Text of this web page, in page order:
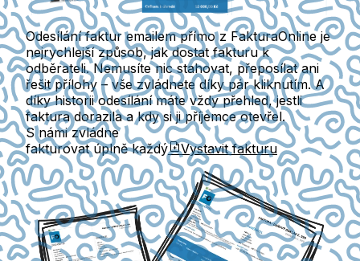
Odesílání faktur emailem přímo z FakturaOnline je
nejrychlejší způsob, jak dostat fakturu k
odběrateli. Nemusíte nic stahovat, přeposílat ani
řešit přílohy – vše zvládnete díky pár kliknutím. A
díky historii odesílání máte vždy přehled, jestli
faktura dorazila a kdy si ji příjemce otevřel.
S námi zvládne
fakturovat úplně každý
Vystavit fakturu